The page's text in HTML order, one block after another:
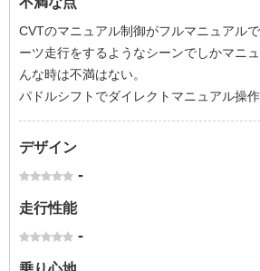
CVTのマニュアル制御がフルマニュアル
ーツ走行をするようなシーンでしかマニ
んな時は不満はない。
パドルシフトでダイレクトマニュアル操作
デザイン
-
走行性能
-